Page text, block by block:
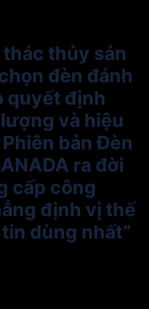
thủy sản
đèn đánh
quyết định
và hiệu
bản Đèn
ra đời
cấp công
định vị thế
dùng nhất”